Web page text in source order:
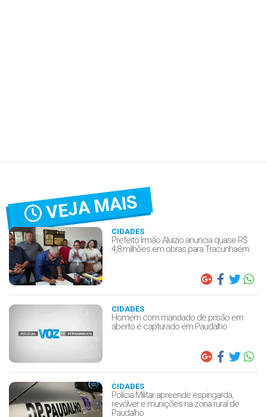
VEJA MAIS
CIDADES
Prefeito Irmão Aluízio anuncia quase R$
4,8 milhões em obras para Tracunhaém
CIDADES
Homem com mandado de prisão em
aberto é capturado em Paudalho
CIDADES
Polícia Militar apreende espingarda,
revólver e munições na zona rural de
Paudalho